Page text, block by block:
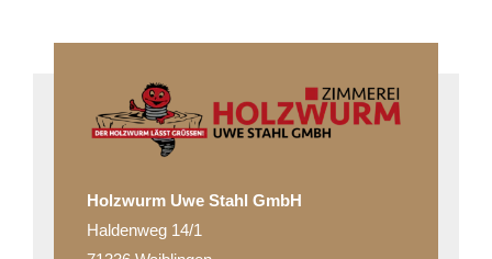
Holzwurm Uwe Stahl GmbH
Haldenweg 14/1